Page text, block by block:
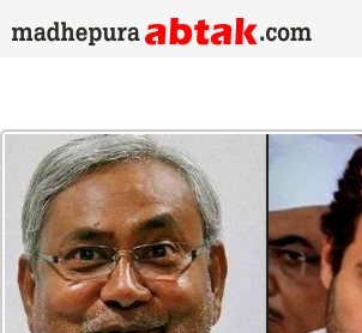
Tag Archives: Congress In Bihar